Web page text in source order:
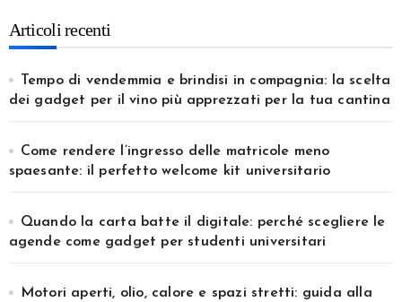
Articoli recenti
Tempo di vendemmia e brindisi in compagnia: la scelta
dei gadget per il vino più apprezzati per la tua cantina
Come rendere l’ingresso delle matricole meno
spaesante: il perfetto welcome kit universitario
Quando la carta batte il digitale: perché scegliere le
agende come gadget per studenti universitari
Motori aperti, olio, calore e spazi stretti: guida alla